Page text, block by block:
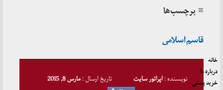
≡ برچسب‌ها
قاسم اسلامی
نویسنده :اپراتور سایت تاریخ ارسال :مارس 8, 2015
خانه
درباره ما
خرید پستی